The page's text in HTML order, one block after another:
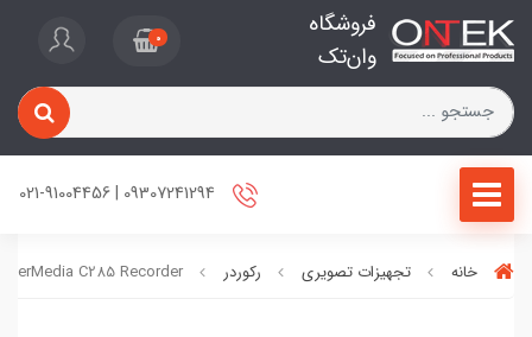
فروشگاه
وان‌تک
0
خانه تجهیزات تصویری رکوردر AVerMedia C285 Recorder